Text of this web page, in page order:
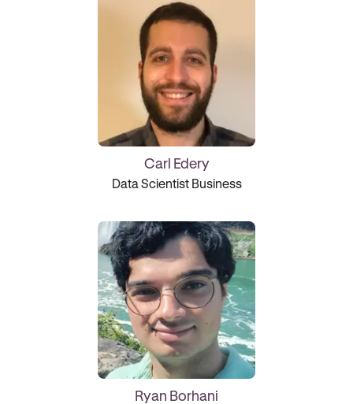
Carl Edery
Data Scientist Business
Ryan Borhani